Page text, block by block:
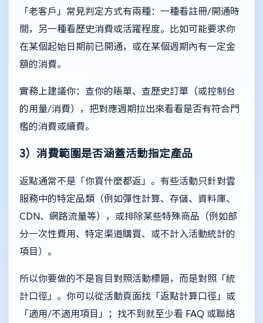
「老客戶」常見判定方式有兩種：一種看註冊/開通時
間，另一種看歷史消費或活躍程度。比如可能要求你
在某個起始日期前已開通，或在某個週期內有一定金
額的消費。
實務上建議你：查你的賬單、查歷史訂單（或控制台
的用量/消費），把對應週期拉出來看看是否有符合門
檻的消費或續費。
3）消費範圍是否涵蓋活動指定產品
返點通常不是「你買什麼都返」。有些活動只針對雲
服務中的特定品類（例如彈性計算、存儲、資料庫、
CDN、網路流量等），或排除某些特殊商品（例如部
分一次性費用、特定渠道購買、或不計入活動統計的
項目）。
所以你要做的不是盲目對照活動標題，而是對照「統
計口徑」。你可以從活動頁面找「返點計算口徑」或
「適用/不適用項目」；找不到就至少看 FAQ 或聯絡